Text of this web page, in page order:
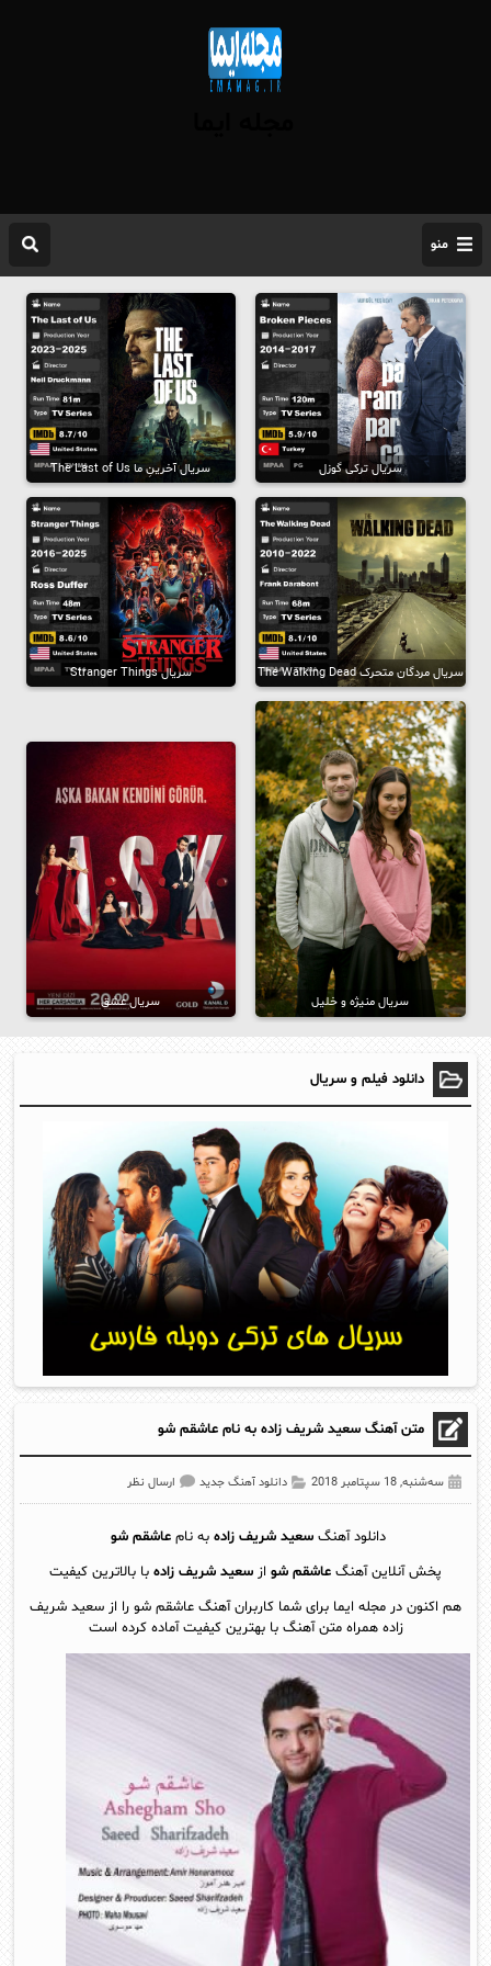
منو
سریال ترکی گوزل سریال آخرینِ ما The Last of Us
سریال مردگان متحرک The Walking Dead سریال Stranger Things
سریال منیژه و خلیل سریال عشق
دانلود فیلم و سریال
متن آهنگ سعید شریف زاده به نام عاشقم شو
سه‌شنبه, 18 سپتامبر 2018 دانلود آهنگ جدید ارسال نظر
دانلود آهنگسعید شریف زاده به نامعاشقم شو
پخش آنلاين آهنگ عاشقم شو از سعید شریف زاده با بالاترین کیفیت
هم اکنون در مجله ایما برای شما کاربران آهنگ عاشقم شو را از سعید شریف
زاده همراه متن آهنگ با بهترین کیفیت آماده کرده است